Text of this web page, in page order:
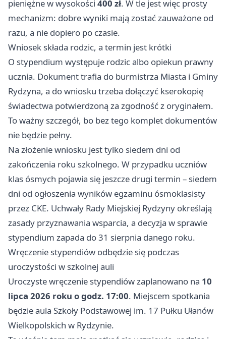
pieniężne w wysokości 400 zł. W tle jest więc prosty
mechanizm: dobre wyniki mają zostać zauważone od
razu, a nie dopiero po czasie.
Wniosek składa rodzic, a termin jest krótki
O stypendium występuje rodzic albo opiekun prawny
ucznia. Dokument trafia do burmistrza Miasta i Gminy
Rydzyna, a do wniosku trzeba dołączyć kserokopię
świadectwa potwierdzoną za zgodność z oryginałem.
To ważny szczegół, bo bez tego komplet dokumentów
nie będzie pełny.
Na złożenie wniosku jest tylko siedem dni od
zakończenia roku szkolnego. W przypadku uczniów
klas ósmych pojawia się jeszcze drugi termin – siedem
dni od ogłoszenia wyników egzaminu ósmoklasisty
przez CKE. Uchwały Rady Miejskiej Rydzyny określają
zasady przyznawania wsparcia, a decyzja w sprawie
stypendium zapada do 31 sierpnia danego roku.
Wręczenie stypendiów odbędzie się podczas
uroczystości w szkolnej auli
Uroczyste wręczenie stypendiów zaplanowano na 10
lipca 2026 roku o godz. 17:00. Miejscem spotkania
będzie aula Szkoły Podstawowej im. 17 Pułku Ułanów
Wielkopolskich w Rydzynie.